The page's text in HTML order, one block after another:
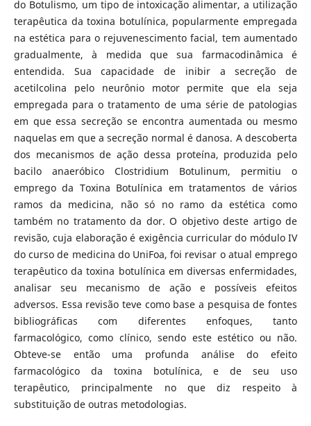
do Botulismo, um tipo de intoxicação alimentar, a utilização
terapêutica da toxina botulínica, popularmente empregada
na estética para o rejuvenescimento facial, tem aumentado
gradualmente, à medida que sua farmacodinâmica é
entendida. Sua capacidade de inibir a secreção de
acetilcolina pelo neurônio motor permite que ela seja
empregada para o tratamento de uma série de patologias
em que essa secreção se encontra aumentada ou mesmo
naquelas em que a secreção normal é danosa. A descoberta
dos mecanismos de ação dessa proteína, produzida pelo
bacilo anaeróbico Clostridium Botulinum, permitiu o
emprego da Toxina Botulínica em tratamentos de vários
ramos da medicina, não só no ramo da estética como
também no tratamento da dor. O objetivo deste artigo de
revisão, cuja elaboração é exigência curricular do módulo IV
do curso de medicina do UniFoa, foi revisar o atual emprego
terapêutico da toxina botulínica em diversas enfermidades,
analisar seu mecanismo de ação e possíveis efeitos
adversos. Essa revisão teve como base a pesquisa de fontes
bibliográficas com diferentes enfoques, tanto
farmacológico, como clínico, sendo este estético ou não.
Obteve-se então uma profunda análise do efeito
farmacológico da toxina botulínica, e de seu uso
terapêutico, principalmente no que diz respeito à
substituição de outras metodologias.